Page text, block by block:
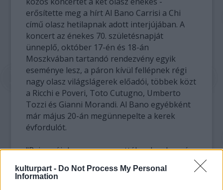
kulturpart - Do Not Process My Personal
Information
erősítette meg a hírt Al Bano Carrisi a Chi
című olasz hetilapnak adott interjújában. A
koncert az énekes 70. születésnapját
ünneplő, október 17-én és 18-án
Moszkvában tartandó rendezvény egyik
eseménye lesz, a páron kívül fellépnek régi
nagy olasz világslágerek előadói, többek közt
a Ricchi e Poveri, Toto Cutugno, Umberto
Tozzi és Gianni Morandi. Al Bano egyébként
már május 20-án megünnepelte a kerek
évfordulót.
"Rajongóink nagyon szerették volna, ha még
fellépéssel az ő hűségüket és szeretetüket